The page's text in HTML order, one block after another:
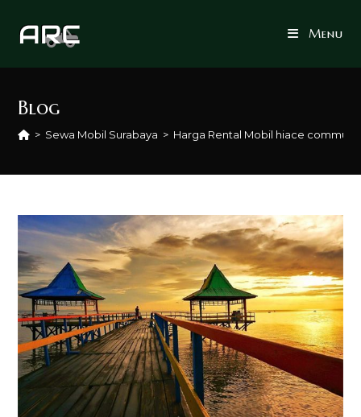
Menu
Blog
> Sewa Mobil Surabaya > Harga Rental Mobil hiace